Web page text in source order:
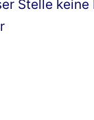
Stelle